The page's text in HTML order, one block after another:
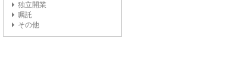
独立開業
嘱託
その他